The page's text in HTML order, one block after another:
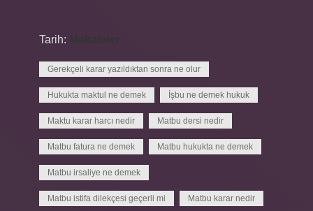
Tarih:
Gerekçeli karar yazıldıktan sonra ne olur
Hukukta maktul ne demek İşbu ne demek hukuk
Maktu karar harcı nedir Matbu dersi nedir
Matbu fatura ne demek Matbu hukukta ne demek
Matbu irsaliye ne demek
Matbu istifa dilekçesi geçerli mi Matbu karar nedir